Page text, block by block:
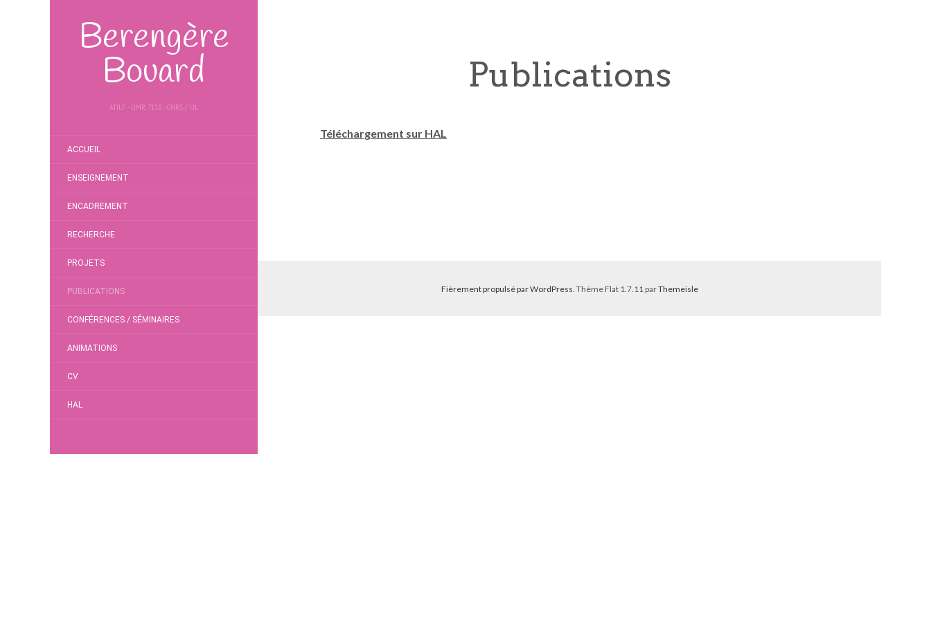
Berengère
Bouard
ATILF - UMR 7118 - CNRS / UL
ACCUEIL
ENSEIGNEMENT
ENCADREMENT
RECHERCHE
PROJETS
PUBLICATIONS
CONFÉRENCES / SÉMINAIRES
ANIMATIONS
CV
HAL
Publications
Téléchargement sur HAL
Fièrement propulsé par WordPress. Thème Flat 1.7.11 parThemeisle